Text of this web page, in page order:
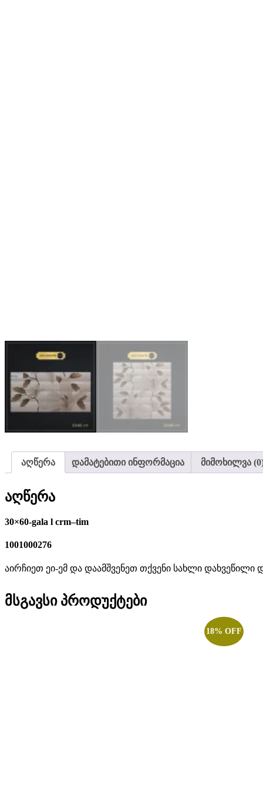
აღწერა დამატებითი ინფორმაცია მიმოხილვა
აღწერა
30×60-gala l crm–tim
1001000276
აირჩიეთ ეი-ემ და დაამშვენეთ თქვენი სახლი
მსგავსი პროდუქტები
18% OFF